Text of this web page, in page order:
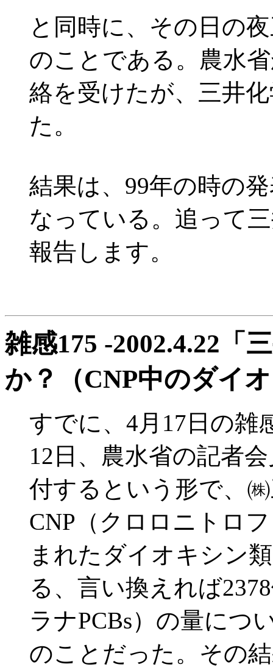
と同時に、その日の
のことである。農水
絡を受けたが、三井
た。
結果は、99年の時の
なっている。追って
報告します。
雑感175 -2002.4.22「
か？（CNP中のダイ
すでに、4月17日の雑
12日、農水省の記者
付するという形で、
CNP（クロロニトロ
まれたダイオキシン
る、言い換えれば
ラナPCBs）の量につ
のことだった。その